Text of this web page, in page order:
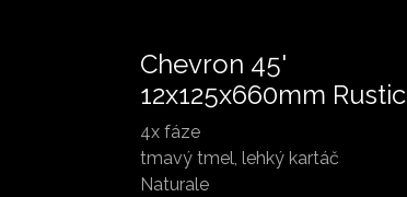
Chevron 45'
12x125x660mm Rustic
4x fáze
tmavý tmel, lehký kartáč
Naturale